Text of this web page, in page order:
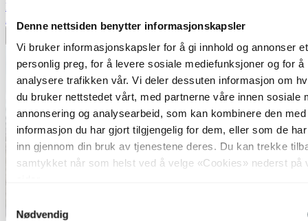
Denne nettsiden benytter informasjonskapsler
Vi bruker informasjonskapsler for å gi innhold og annonser et
personlig preg, for å levere sosiale mediefunksjoner og for å
analysere trafikken vår. Vi deler dessuten informasjon om
du bruker nettstedet vårt, med partnerne våre innen sosiale
annonsering og analysearbeid, som kan kombinere den med
informasjon du har gjort tilgjengelig for dem, eller som de
inn gjennom din bruk av tjenestene deres. Du kan trekke
samtykket når som helst ved å velge «Cookies» nederst på
Nødvendig
kr 1 499,-